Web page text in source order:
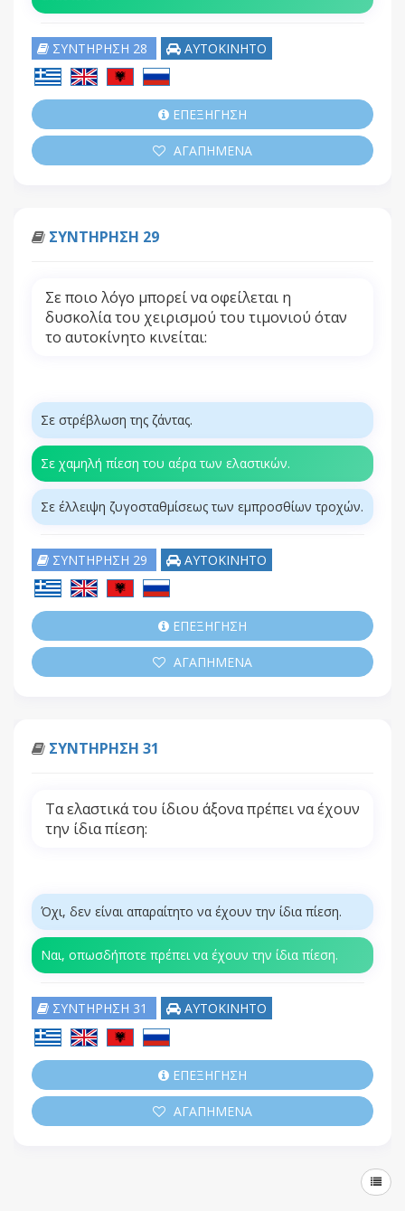
ΣΥΝΤΗΡΗΣΗ 28 ΑΥΤΟΚΙΝΗΤΟ
ΕΠΕΞΗΓΗΣΗ
ΑΓΑΠΗΜΕΝΑ
ΣΥΝΤΗΡΗΣΗ 29
Σε ποιο λόγο μπορεί να οφείλεται η
δυσκολία του χειρισμού του τιμονιού όταν
το αυτοκίνητο κινείται:
Σε στρέβλωση της ζάντας.
Σε χαμηλή πίεση του αέρα των ελαστικών.
Σε έλλειψη ζυγοσταθμίσεως των εμπροσθίων τροχών.
ΣΥΝΤΗΡΗΣΗ 29 ΑΥΤΟΚΙΝΗΤΟ
ΕΠΕΞΗΓΗΣΗ
ΑΓΑΠΗΜΕΝΑ
ΣΥΝΤΗΡΗΣΗ 31
Τα ελαστικά του ίδιου άξονα πρέπει να έχουν
την ίδια πίεση:
Όχι, δεν είναι απαραίτητο να έχουν την ίδια πίεση.
Ναι, οπωσδήποτε πρέπει να έχουν την ίδια πίεση.
ΣΥΝΤΗΡΗΣΗ 31 ΑΥΤΟΚΙΝΗΤΟ
ΕΠΕΞΗΓΗΣΗ
ΑΓΑΠΗΜΕΝΑ